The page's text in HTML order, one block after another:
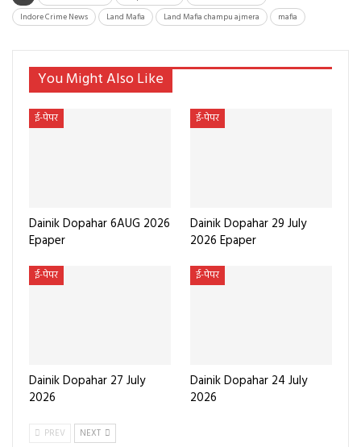
Indore Crime News
Land Mafia Land Mafia champu ajmera mafia
You Might Also Like
ई-पेपर
Dainik Dopahar 6AUG 2026
Epaper
ई-पेपर
Dainik Dopahar 29 July
2026 Epaper
ई-पेपर
Dainik Dopahar 27 July
2026
ई-पेपर
Dainik Dopahar 24 July
2026
PREV NEXT